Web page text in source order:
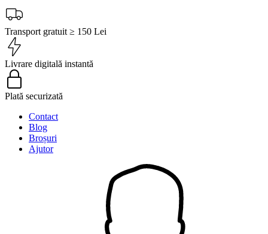
Transport gratuit ≥ 150 Lei
Livrare digitală instantă
Plată securizată
Contact
Blog
Broșuri
Ajutor